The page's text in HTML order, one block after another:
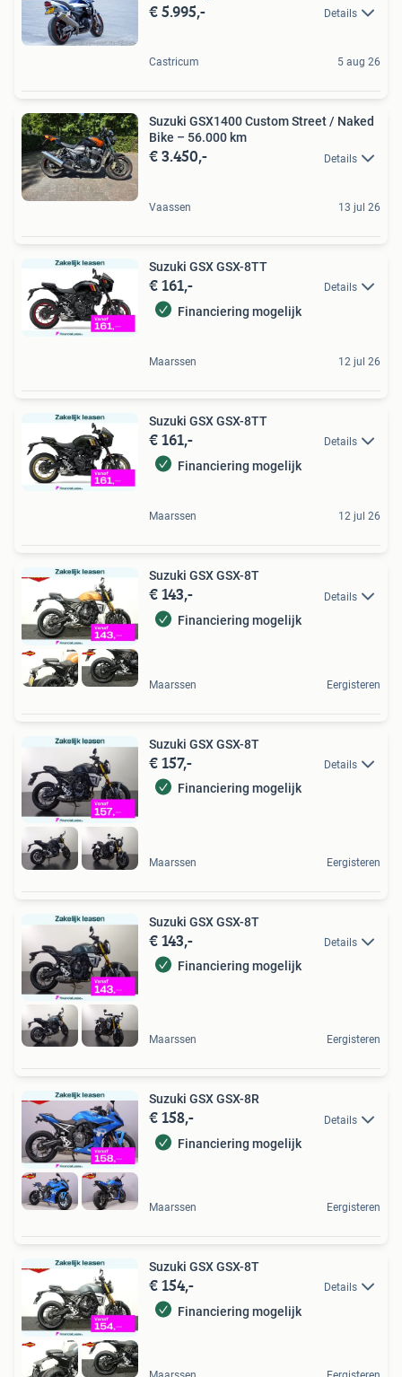
€ 5.995,- Details
Castricum 5 aug 26
Suzuki GSX1400 Custom Street / Naked
Bike – 56.000 km
€ 3.450,- Details
Vaassen 13 jul 26
Suzuki GSX GSX-8TT
€ 161,- Details
Financiering mogelijk
Maarssen 12 jul 26
Suzuki GSX GSX-8TT
€ 161,- Details
Financiering mogelijk
Maarssen 12 jul 26
Suzuki GSX GSX-8T
€ 143,- Details
Financiering mogelijk
Maarssen Eergisteren
Suzuki GSX GSX-8T
€ 157,- Details
Financiering mogelijk
Maarssen Eergisteren
Suzuki GSX GSX-8T
€ 143,- Details
Financiering mogelijk
Maarssen Eergisteren
Suzuki GSX GSX-8R
€ 158,- Details
Financiering mogelijk
Maarssen Eergisteren
Suzuki GSX GSX-8T
€ 154,- Details
Financiering mogelijk